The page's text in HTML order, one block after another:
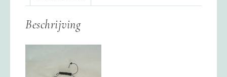
Beschrijving